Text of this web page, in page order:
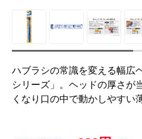
ハブラシの常識を変える幅広
シリーズ」。ヘッドの厚さが
くなり口の中で動かしやすい